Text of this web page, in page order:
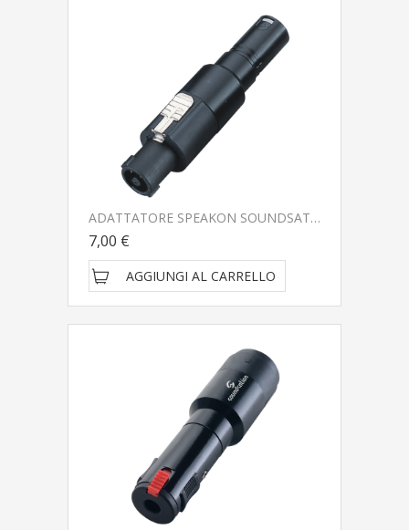
ADATTATORE SPEAKON SOUNDSATION WIRE MASTER WM-S4PFXM
7,00 €
AGGIUNGI AL CARRELLO